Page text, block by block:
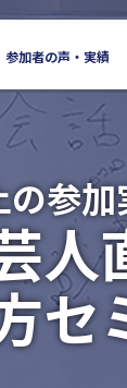
参加者の声・実績
参加
人
セ